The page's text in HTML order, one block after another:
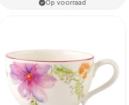
Op voorraad